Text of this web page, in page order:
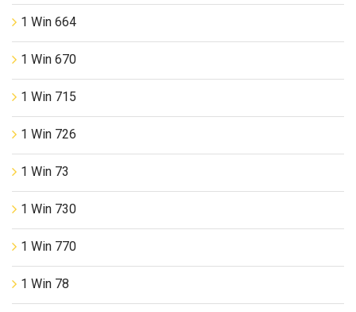
1 Win 664
1 Win 670
1 Win 715
1 Win 726
1 Win 73
1 Win 730
1 Win 770
1 Win 78